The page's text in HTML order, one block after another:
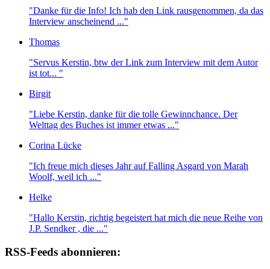
"Danke für die Info! Ich hab den Link rausgenommen, da das
Interview anscheinend ..."
Thomas
"Servus Kerstin, btw der Link zum Interview mit dem Autor
ist tot... "
Birgit
"Liebe Kerstin, danke für die tolle Gewinnchance. Der
Welttag des Buches ist immer etwas ..."
Corina Lücke
"Ich freue mich dieses Jahr auf Falling Asgard von Marah
Woolf, weil ich ..."
Helke
"Hallo Kerstin, richtig begeistert hat mich die neue Reihe von
J.P. Sendker , die ..."
RSS-Feeds abonnieren: